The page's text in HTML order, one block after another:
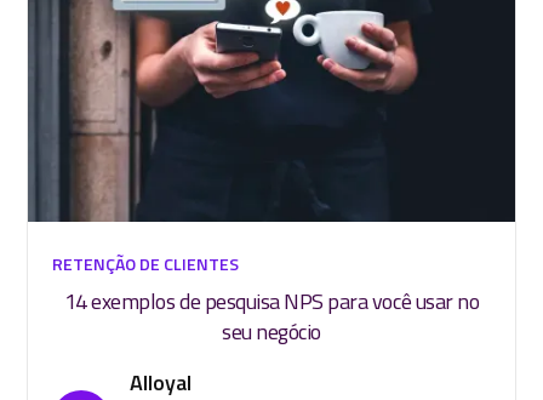
RETENÇÃO DE CLIENTES
14 exemplos de pesquisa NPS para você usar no
seu negócio
Alloyal